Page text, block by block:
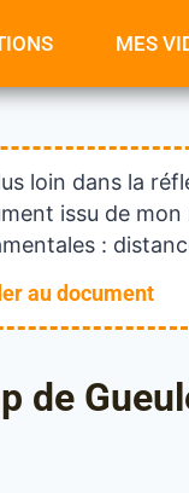
MES
loin dans la
issu de
:
au document
de